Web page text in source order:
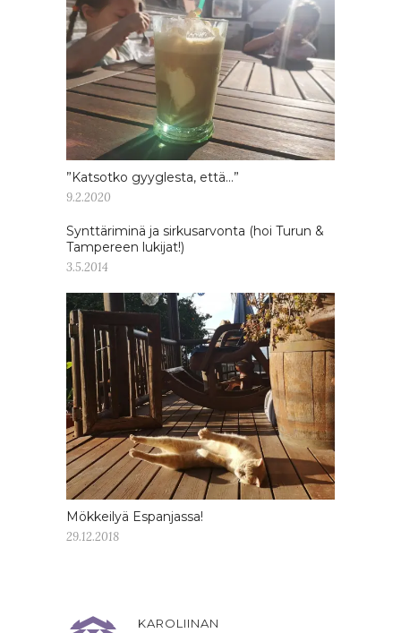
”Katsotko gyyglesta, että…”
9.2.2020
Synttäriminä ja sirkusarvonta (hoi Turun &
Tampereen lukijat!)
3.5.2014
Mökkeilyä Espanjassa!
29.12.2018
KAROLIINAN